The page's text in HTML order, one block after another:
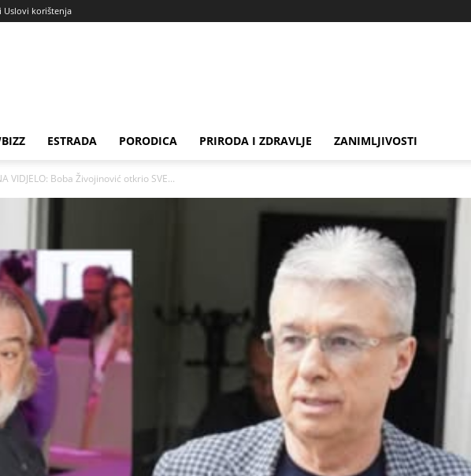
Uslovi korištenja
ESTRADA PORODICA PRIRODA I ZDRAVLJE ZANIMLJIVOSTI
VIDJELO: Boba Živojinović otkrio SVE...